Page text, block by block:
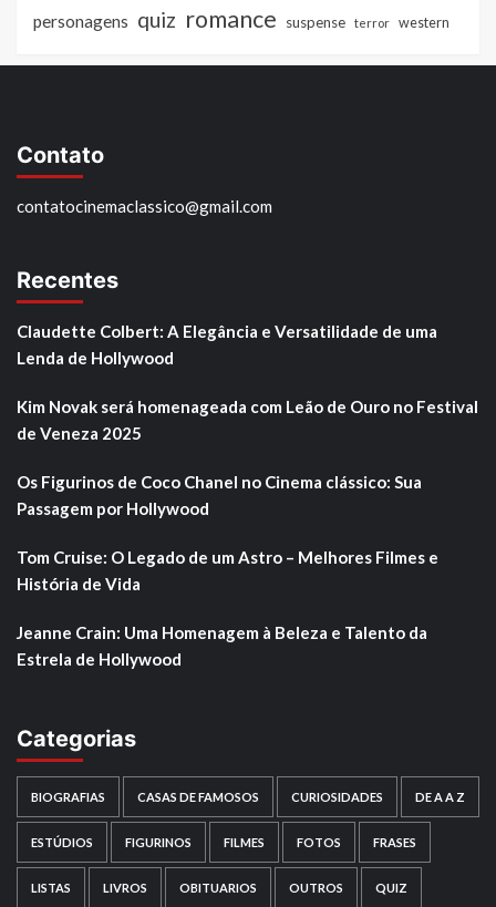
personagens quiz romance suspense terror western
Contato
contatocinemaclassico@gmail.com
Recentes
Claudette Colbert: A Elegância e Versatilidade de uma
Lenda de Hollywood
Kim Novak será homenageada com Leão de Ouro no Festival
de Veneza 2025
Os Figurinos de Coco Chanel no Cinema clássico: Sua
Passagem por Hollywood
Tom Cruise: O Legado de um Astro – Melhores Filmes e
História de Vida
Jeanne Crain: Uma Homenagem à Beleza e Talento da
Estrela de Hollywood
Categorias
BIOGRAFIAS CASAS DE FAMOSOS CURIOSIDADES DE A A Z
ESTÚDIOS FIGURINOS FILMES FOTOS FRASES
LISTAS LIVROS OBITUARIOS OUTROS QUIZ